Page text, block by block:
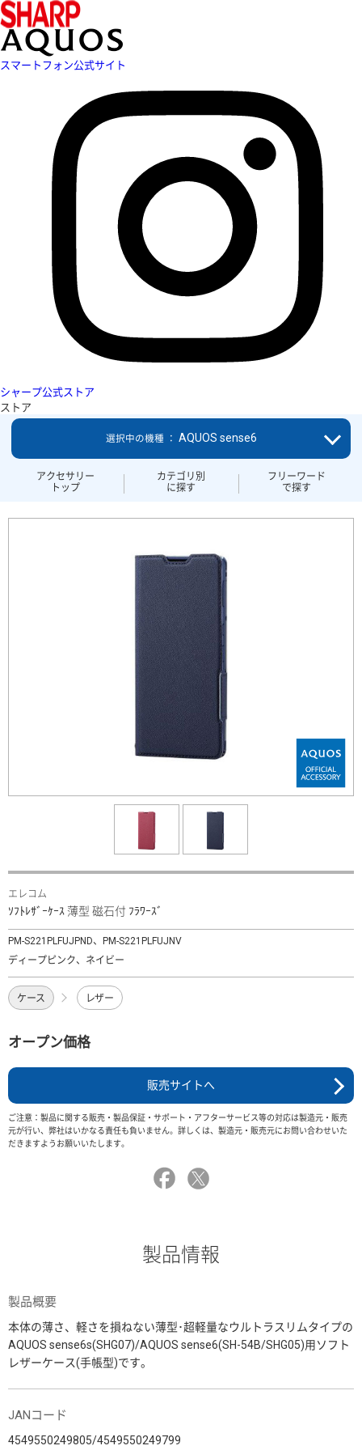
スマートフォン公式サイト
シャープ公式ストア
ストア
アクセサリー
トップ
カテゴリ別
に探す
フリーワード
で探す
選択中の機種 ： AQUOS sense6
エレコム
ｿﾌﾄﾚｻﾞｰｹｰｽ 薄型 磁石付 ﾌﾗﾜｰｽﾞ
PM-S221PLFUJPND、PM-S221PLFUJNV
ディープピンク、ネイビー
ケース レザー
オープン価格
販売サイトへ
ご注意：製品に関する販売・製品保証・サポート・アフターサービス等の対応は製造元・販売
元が行い、弊社はいかなる責任も負いません。詳しくは、製造元・販売元にお問い合わせいた
だきますようお願いいたします。
製品情報
製品概要
本体の薄さ、軽さを損ねない薄型･超軽量なウルトラスリムタイプの
AQUOS sense6s(SHG07)/AQUOS sense6(SH-54B/SHG05)用ソフト
レザーケース(手帳型)です。
JANコード
4549550249805/4549550249799